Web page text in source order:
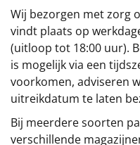
Wij bezorgen met zorg
vindt plaats op
(uitloop tot 18:00 uur).
is mogelijk via een
voorkomen, adviseren
uitreikdatum te laten
Bij meerdere soorten
verschillende